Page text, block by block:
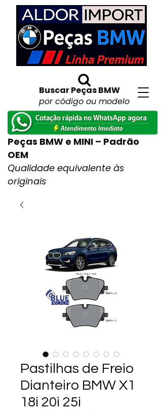
Buscar Peças BMW
por código ou modelo
Peças BMW e MINI – Padrão
OEM
Qualidade equivalente às
originais
Pastilhas de Freio
Dianteiro BMW X1
18i 20i 25i